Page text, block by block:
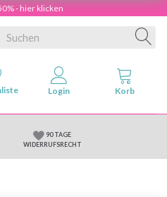
- hier klicken
90 TAGE
WIDERRUFSRECHT